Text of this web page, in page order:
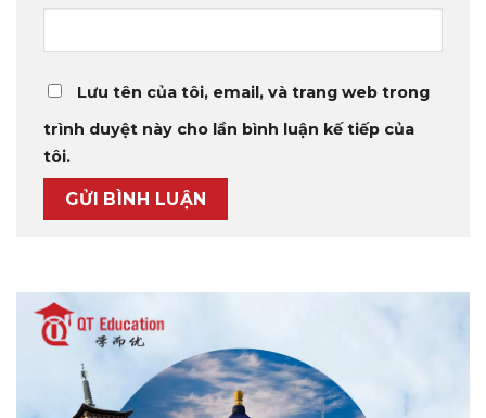
Lưu tên của tôi, email, và trang web trong
trình duyệt này cho lần bình luận kế tiếp của
tôi.